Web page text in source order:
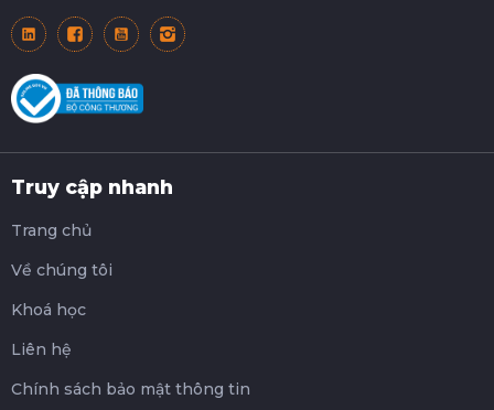
Truy cập nhanh
Trang chủ
Về chúng tôi
Khoá học
Liên hệ
Chính sách bảo mật thông tin